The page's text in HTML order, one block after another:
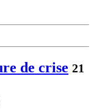
de crise 21